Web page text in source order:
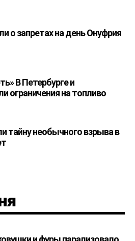
о запретах на день Онуфрия
В Петербурге и
ограничения на топливо
тайну необычного взрыва в